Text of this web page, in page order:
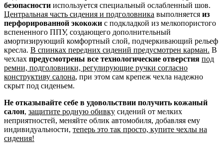
безопасности используется специальный ослабленный шов.
Центральная часть сидения и подголовника выполняется из
перфорированной экокожи с подкладкой из мелкопористого
вспененного ППУ, создающего дополнительный
амортизирующий комфортный слой, подчеркивающий рельеф
кресла. В спинках передних сидений предусмотрен карман. В
чехлах предусмотрены все технологические отверстия под
ремни, подголовники, регулирующие ручки согласно
конструктиву салона, при этом сам крепеж чехла надежно
скрыт под сиденьем.
Не отказывайте себе в удовольствии получить кожаный
салон, защитите родную обивку сидений от мелких
неприятностей, меняйте облик автомобиля, добавляя ему
индивидуальности, теперь это так просто, купите чехлы на
сидения!